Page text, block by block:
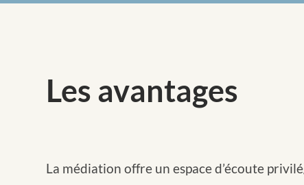
Les avantages
La médiation offre un espace d’écoute